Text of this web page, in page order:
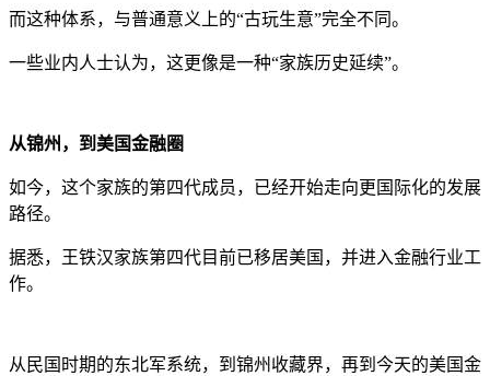
而这种体系，与普通意义上的“古玩生意”完全不同。
一些业内人士认为，这更像是一种“家族历史延续”。
从锦州，到美国金融圈
如今，这个家族的第四代成员，已经开始走向更国际化的发展
路径。
据悉，王铁汉家族第四代目前已移居美国，并进入金融行业工
作。
从民国时期的东北军系统，到锦州收藏界，再到今天的美国金